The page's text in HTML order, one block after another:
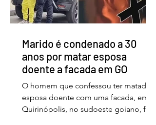
secretário municipal de Educação,
Denildson Oliveira, destacou que o
aos educadores muito mais do que
um
Marido é condenado a 30
anos por matar esposa
doente a facada em GO
O homem que confessou ter matado a
esposa doente com uma facada, em
Quirinópolis, no sudoeste goiano, foi